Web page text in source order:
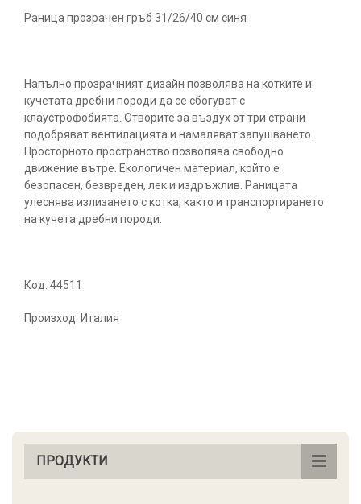
Раница прозрачен гръб 31/26/40 см синя
Напълно прозрачният дизайн позволява на котките и
кучетата дребни породи да се сбогуват с
клаустрофобията. Отворите за въздух от три страни
подобряват вентилацията и намаляват запушването.
Просторното пространство позволява свободно
движение вътре. Екологичен материал, който е
безопасен, безвреден, лек и издръжлив. Раницата
улеснява излизането с котка, както и транспортирането
на кучета дребни породи.
Код: 44511
Произход: Италия
ПРОДУКТИ